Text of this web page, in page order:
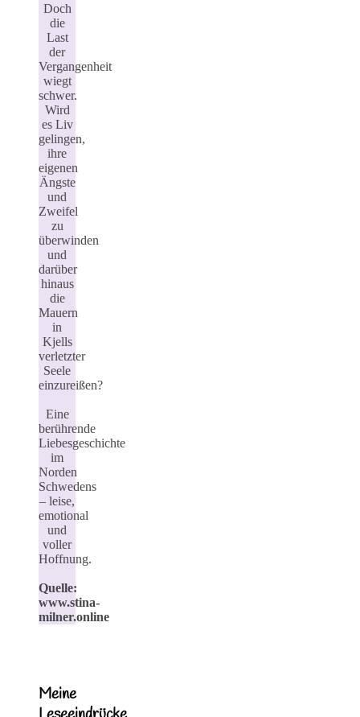
Doch
die
Last
der
Vergangenheit
wiegt
schwer.
Wird
es Liv
gelingen,
ihre
eigenen
Ängste
und
Zweifel
zu
überwinden
und
darüber
hinaus
die
Mauern
in
Kjells
verletzter
Seele
einzureißen?
Eine
berührende
Liebesgeschichte
im
Norden
Schwedens
– leise,
emotional
und
voller
Hoffnung.
Quelle:
www.stina-
milner.online
Meine